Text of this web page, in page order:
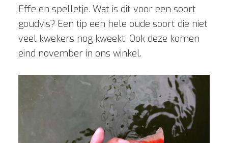
Effe en spelletje. Wat is dit voor een soort
goudvis? Een tip een hele oude soort die niet
veel kwekers nog kweekt. Ook deze komen
eind november in ons winkel.